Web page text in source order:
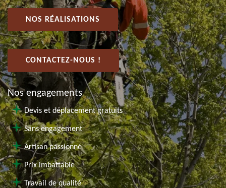
NOS RÉALISATIONS
CONTACTEZ-NOUS !
Nos engagements
Devis et déplacement gratuits
Sans engagement
Artisan passionné
Prix imbattable
Travail de qualité